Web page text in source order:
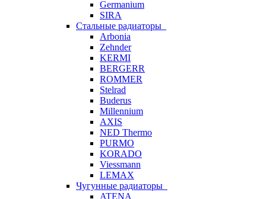
Germanium
SIRA
Стальные радиаторы
Arbonia
Zehnder
KERMI
BERGERR
ROMMER
Stelrad
Buderus
Millennium
AXIS
NED Thermo
PURMO
KORADO
Viessmann
LEMAX
Чугунные радиаторы
ATENA